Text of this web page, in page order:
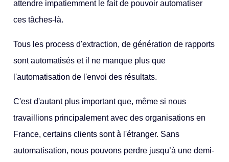
attendre impatiemment le fait de pouvoir automatiser
ces tâches-là.
Tous les process d'extraction, de génération de rapports
sont automatisés et il ne manque plus que
l'automatisation de l'envoi des résultats.
C'est d'autant plus important que, même si nous
travaillions principalement avec des organisations en
France, certains clients sont à l'étranger. Sans
automatisation, nous pouvons perdre jusqu’à une demi-